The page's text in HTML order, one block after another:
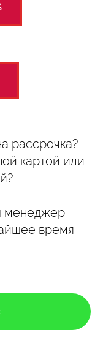
рассрочка?
картой или
менеджер
время